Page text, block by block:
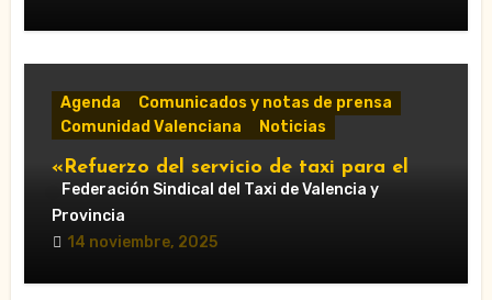
Agenda
Comunicados y notas de prensa
Comunidad Valenciana
Noticias
«Refuerzo del servicio de taxi para el
Gran Premio de Cheste 2025: horarios y
accesos obligatorios»
Federación Sindical del Taxi de Valencia y
Provincia
14 noviembre, 2025